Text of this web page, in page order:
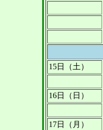
15日（土）
16日（日）
17日（月）